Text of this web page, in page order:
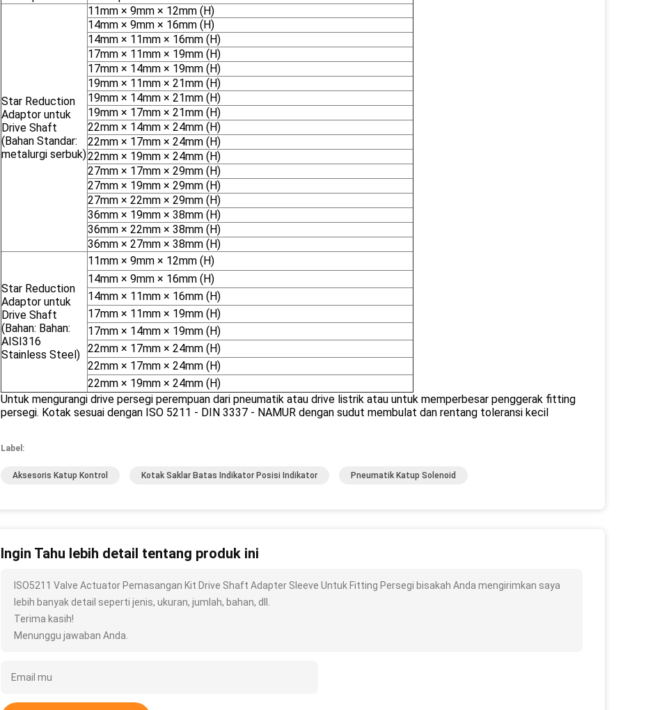
Star Reduction
Adaptor untuk
Drive Shaft
(Bahan Standar:
metalurgi serbuk)
11mm × 9mm × 12mm (H)
14mm × 9mm × 16mm (H)
14mm × 11mm × 16mm (H)
17mm × 11mm × 19mm (H)
17mm × 14mm × 19mm (H)
19mm × 11mm × 21mm (H)
19mm × 14mm × 21mm (H)
19mm × 17mm × 21mm (H)
22mm × 14mm × 24mm (H)
22mm × 17mm × 24mm (H)
22mm × 19mm × 24mm (H)
27mm × 17mm × 29mm (H)
27mm × 19mm × 29mm (H)
27mm × 22mm × 29mm (H)
36mm × 19mm × 38mm (H)
36mm × 22mm × 38mm (H)
36mm × 27mm × 38mm (H)
Star Reduction
Adaptor untuk
Drive Shaft
(Bahan: Bahan:
AISI316
Stainless Steel)
11mm × 9mm × 12mm (H)
14mm × 9mm × 16mm (H)
14mm × 11mm × 16mm (H)
17mm × 11mm × 19mm (H)
17mm × 14mm × 19mm (H)
22mm × 17mm × 24mm (H)
22mm × 17mm × 24mm (H)
22mm × 19mm × 24mm (H)
Untuk mengurangi drive persegi perempuan dari pneumatik atau drive listrik atau untuk memperbesar penggerak fitting
persegi. Kotak sesuai dengan ISO 5211 - DIN 3337 - NAMUR dengan sudut membulat dan rentang toleransi kecil
Label:
Aksesoris Katup Kontrol Kotak Saklar Batas Indikator Posisi Indikator Pneumatik Katup Solenoid
Ingin Tahu lebih detail tentang produk ini
ISO5211 Valve Actuator Pemasangan Kit Drive Shaft Adapter Sleeve Untuk Fitting Persegi bisakah Anda mengirimkan saya
lebih banyak detail seperti jenis, ukuran, jumlah, bahan, dll.
Terima kasih!
Menunggu jawaban Anda.